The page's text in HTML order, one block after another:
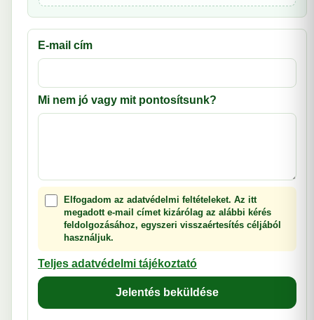
E-mail cím
Mi nem jó vagy mit pontosítsunk?
Elfogadom az adatvédelmi feltételeket. Az itt
megadott e-mail címet kizárólag az alábbi kérés
feldolgozásához, egyszeri visszaértesítés céljából
használjuk.
Teljes adatvédelmi tájékoztató
Jelentés beküldése